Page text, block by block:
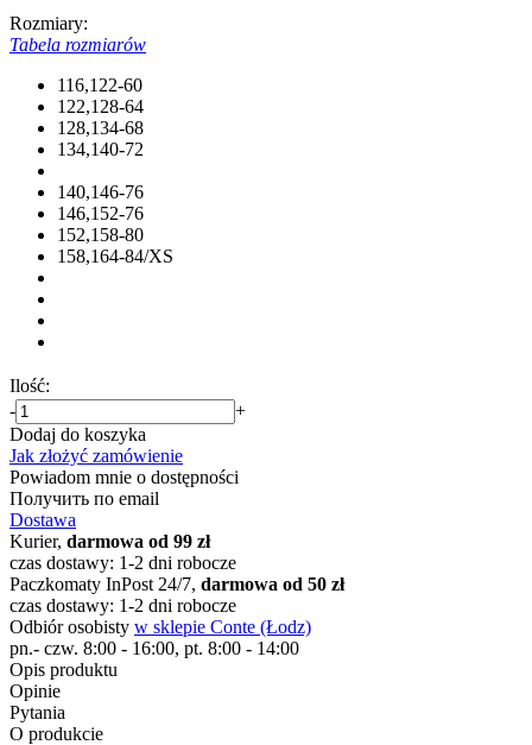
Rozmiary:
Tabela rozmiarów
116,122-60
122,128-64
128,134-68
134,140-72
140,146-76
146,152-76
152,158-80
158,164-84/XS
Ilość:
-
+
Dodaj do koszyka
Jak złożyć zamówienie
Powiadom mnie o dostępności
Получить по email
Dostawa
Kurier, darmowa od 99 zł
czas dostawy: 1-2 dni robocze
Paczkomaty InPost 24/7, darmowa od 50 zł
czas dostawy: 1-2 dni robocze
Odbiór osobisty w sklepie Conte (Łodz)
pn.- czw. 8:00 - 16:00, pt. 8:00 - 14:00
Opis produktu
Opinie
Pytania
O produkcie